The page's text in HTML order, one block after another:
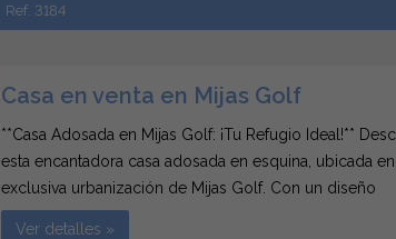
Ref. 3184
Casa en venta en Mijas Golf
**Casa Adosada en Mijas Golf: ¡Tu Refugio Ideal!**
esta encantadora casa adosada en esquina, ubicada
exclusiva urbanización de Mijas Golf. Con un diseño
acogedor y funcional, esta propiedad de 86 m²
Ver detalles »